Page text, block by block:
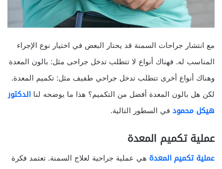
مع انتشار جراحات السمنة قد يحتار البعض في اختيار نوع الإجراء
المناسب له. فهناك أنواع لا تتطلب تدخل جراحى مثل: بالون المعدة
وهناك أنواع أخرى تتطلب تدخل جراحي طفيف مثل: تكميم المعدة.
لكن هل بالون المعدة أفضل من التكميم؟ هذا ما يوضحه لنا الدكتور
هيكل محمود في السطور التالية.
عملية تكميم المعدة
عملية تكميم المعدة هي عملية جراحية لعلاج السمنة. تعتمد فكرة